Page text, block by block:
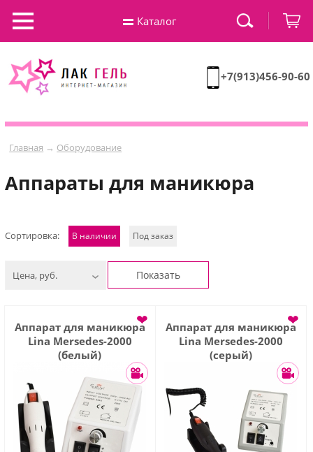
+7(913)456-90-60
Главная → Оборудование
Аппараты для маникюра
Сортировка: В наличии Под заказ
Цена, руб. Показать
Аппарат для маникюра
Lina Mersedes-2000
(белый)
❤
Аппарат для маникюра
Lina Mersedes-2000
(серый)
❤
Каталог